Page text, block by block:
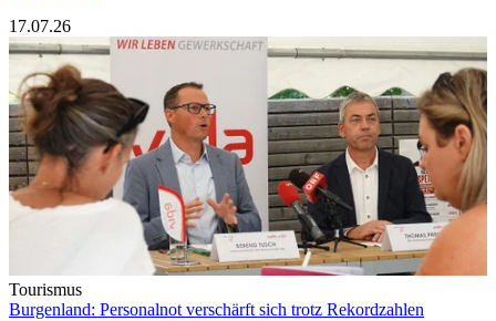
17.07.26
Tourismus
Burgenland: Personalnot verschärft sich trotz Rekordzahlen